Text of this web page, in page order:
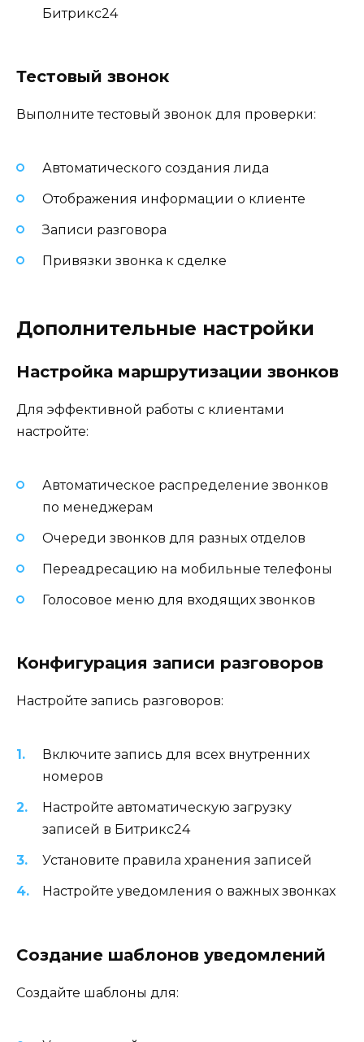
Битрикс24
Тестовый звонок
Выполните тестовый звонок для проверки:
Автоматического создания лида
Отображения информации о клиенте
Записи разговора
Привязки звонка к сделке
Дополнительные настройки
Настройка маршрутизации звонков
Для эффективной работы с клиентами
настройте:
Автоматическое распределение звонков
по менеджерам
Очереди звонков для разных отделов
Переадресацию на мобильные телефоны
Голосовое меню для входящих звонков
Конфигурация записи разговоров
Настройте запись разговоров:
Включите запись для всех внутренних
номеров
Настройте автоматическую загрузку
записей в Битрикс24
Установите правила хранения записей
Настройте уведомления о важных звонках
Создание шаблонов уведомлений
Создайте шаблоны для: